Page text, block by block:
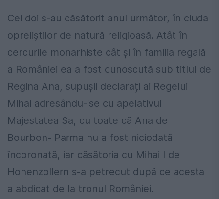
Cei doi s-au căsătorit anul următor, în ciuda
opreliștilor de natură religioasă. Atât în
cercurile monarhiste cât și în familia regală
a României ea a fost cunoscută sub titlul de
Regina Ana, supușii declarați ai Regelui
Mihai adresându-ise cu apelativul
Majestatea Sa, cu toate că Ana de
Bourbon- Parma nu a fost niciodată
încoronată, iar căsătoria cu Mihai I de
Hohenzollern s-a petrecut după ce acesta
a abdicat de la tronul României.